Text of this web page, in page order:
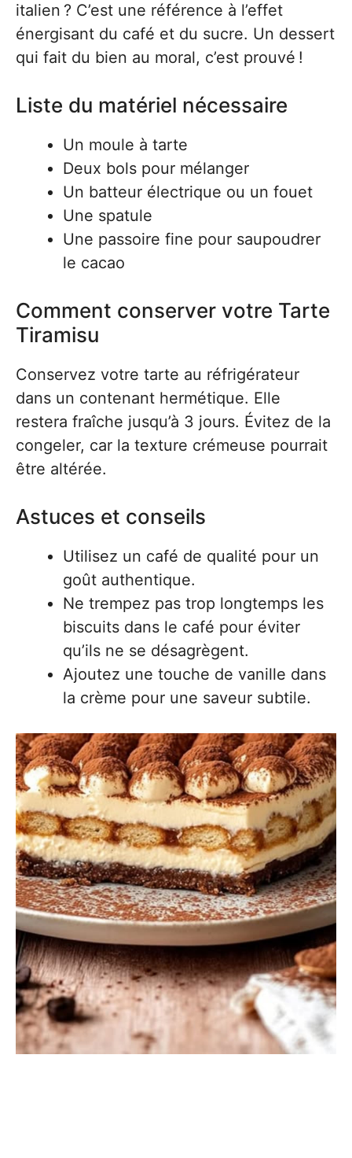
italien ? C’est une référence à l’effet
énergisant du café et du sucre. Un dessert
qui fait du bien au moral, c’est prouvé !
Liste du matériel nécessaire
Un moule à tarte
Deux bols pour mélanger
Un batteur électrique ou un fouet
Une spatule
Une passoire fine pour saupoudrer
le cacao
Comment conserver votre Tarte
Tiramisu
Conservez votre tarte au réfrigérateur
dans un contenant hermétique. Elle
restera fraîche jusqu’à 3 jours. Évitez de la
congeler, car la texture crémeuse pourrait
être altérée.
Astuces et conseils
Utilisez un café de qualité pour un
goût authentique.
Ne trempez pas trop longtemps les
biscuits dans le café pour éviter
qu’ils ne se désagrègent.
Ajoutez une touche de vanille dans
la crème pour une saveur subtile.